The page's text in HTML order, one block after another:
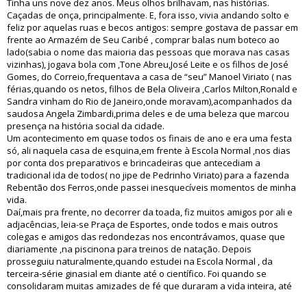
Tinha uns nove dez anos. Meus olhos brilhavam, nas histórias.
Caçadas de onça, principalmente. E, fora isso, vivia andando solto e
feliz por aquelas ruas e becos antigos: sempre gostava de passar em
frente ao Armazém de Seu Caribé , comprar balas num boteco ao
lado(sabia o nome das maioria das pessoas que morava nas casas
vizinhas), jogava bola com ,Tone Abreu,José Leite e os filhos de José
Gomes, do Correio,frequentava a casa de “seu” Manoel Viriato ( nas
férias,quando os netos, filhos de Bela Oliveira ,Carlos Milton,Ronald e
Sandra vinham do Rio de Janeiro,onde moravam),acompanhados da
saudosa Angela Zimbardi,prima deles e de uma beleza que marcou
presença na história social da cidade.
Um acontecimento em quase todos os finais de ano e era uma festa
só, ali naquela casa de esquina,em frente à Escola Normal ,nos dias
por conta dos preparativos e brincadeiras que antecediam a
tradicional ida de todos( no jipe de Pedrinho Viriato) para a fazenda
Rebentão dos Ferros,onde passei inesquecíveis momentos de minha
vida.
Daí,mais pra frente, no decorrer da toada, fiz muitos amigos por ali e
adjacências, leia-se Praça de Esportes, onde todos e mais outros
colegas e amigos das redondezas nos encontrávamos, quase que
diariamente ,na piscinona para treinos de natação. Depois
prosseguiu naturalmente,quando estudei na Escola Normal , da
terceira-série ginasial em diante até o científico. Foi quando se
consolidaram muitas amizades de fé que duraram a vida inteira, até